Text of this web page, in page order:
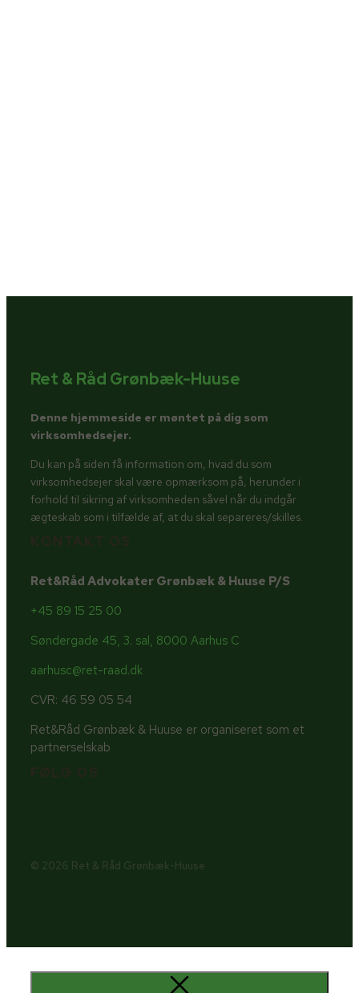
Ret & Råd Grønbæk-Huuse
Denne hjemmeside er møntet på dig som
virksomhedsejer.
Du kan på siden få information om, hvad du som
virksomhedsejer skal være opmærksom på, herunder i
forhold til sikring af virksomheden såvel når du indgår
ægteskab som i tilfælde af, at du skal separeres/skilles.
Ret&Råd Advokater Grønbæk & Huuse P/S
+45 89 15 25 00
Søndergade 45, 3. sal, 8000 Aarhus C
aarhusc@ret-raad.dk
CVR: 46 59 05 54
Ret&Råd Grønbæk & Huuse er organiseret som et
partnerselskab
© 2026 Ret & Råd Grønbæk-Huuse